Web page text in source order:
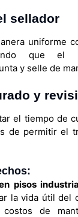
sellador
uniforme
que el
y selle de
y
el tiempo de
de permitir el
pisos
la vida útil del
de